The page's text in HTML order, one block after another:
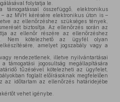
folytatja le.
összefüggő, elektronikus
– az MVH kérésére elektronikus úton is –
az ellenőrzéshez szükséges tények,
biztosítja. Az ellenőrzés során az
az ellenőr részére az ellenőrzéshez
Nem kötelezhető az ügyfél olyan
amelyet jogszabály vagy a
rendezetlenek, illetve nyilvántartásai
támogatási jogosultság megállapítására
tűzésével kötelezheti az ügyfelet,
foglalt előírásoknak megfelelően
az időtartam az ellenőrzés határidejébe
vehet igénybe.